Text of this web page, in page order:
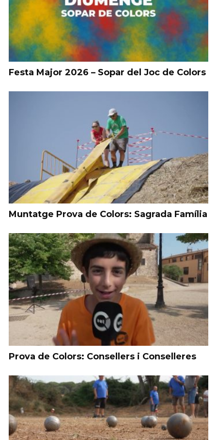
Festa Major 2026 – Sopar del Joc de Colors
Muntatge Prova de Colors: Sagrada Família
Prova de Colors: Consellers i Conselleres